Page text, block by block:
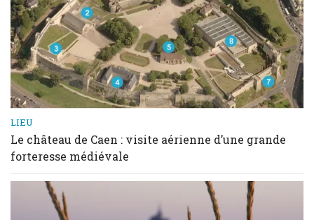
LIEU
Le château de Caen : visite aérienne d’une grande
forteresse médiévale